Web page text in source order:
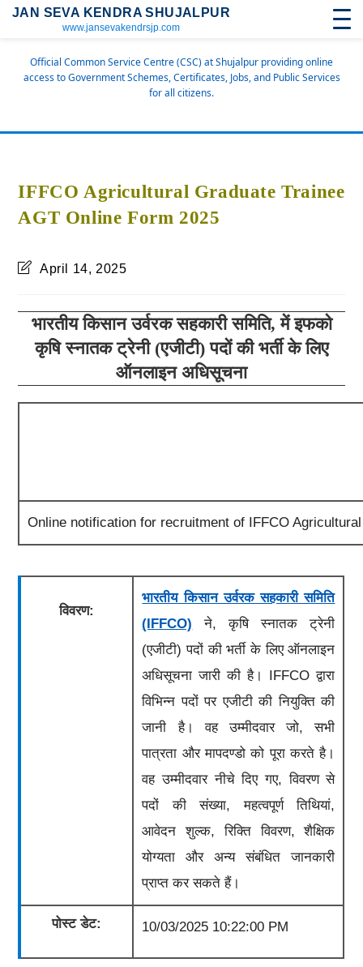
JAN SEVA KENDRA SHUJALPUR
www.jansevakendrsjp.com
Official Common Service Centre (CSC) at Shujalpur providing online
access to Government Schemes, Certificates, Jobs, and Public Services
for all citizens.
IFFCO Agricultural Graduate Trainee
AGT Online Form 2025
April 14, 2025
भारतीय किसान उर्वरक सहकारी समिति, में इफको
कृषि स्नातक ट्रेनी (एजीटी) पदों की भर्ती के लिए
ऑनलाइन अधिसूचना
Online notification for recruitment of IFFCO
विवरण:
भारतीय किसान उर्वरक सहकारी समिति
(IFFCO)
ने, कृषि स्नातक ट्रेनी
(एजीटी) पदों की भर्ती के लिए ऑनलाइन
अधिसूचनाजारीकी है। IFFCOद्वारा
विभिन्न पदों परएजीटी कीनियुक्ति की
जानी है।वह उम्मीदवार जो, सभी
पात्रता और मापदण्डो को पूरा करते है।
वह उम्मीदवार नीचे दिए गए, विवरण से
पदों की संख्या, महत्वपूर्ण तिथियां,
आवेदन शुल्क, रिक्ति विवरण, शैक्षिक
योग्यता और अन्य संबंधित जानकारी
प्राप्त कर सकते हैं।
पोस्ट डेट: 10/03/2025 10:22:00 PM